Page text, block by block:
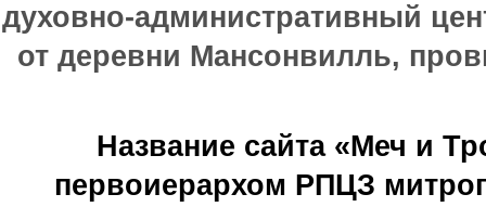
духовно-административный
от деревни Мансонвилль,
Название сайта «Меч и
первоиерархом РПЦЗ